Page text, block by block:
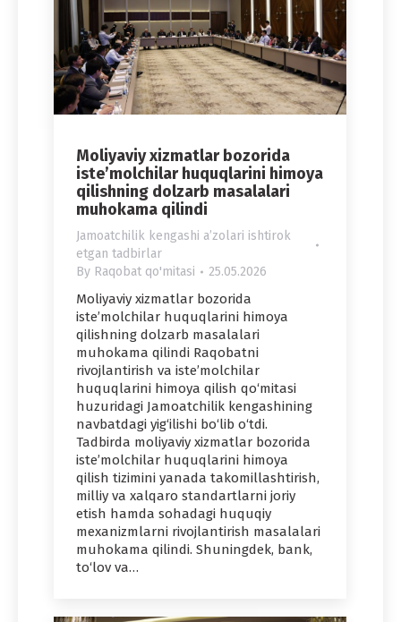
Moliyaviy xizmatlar bozorida
iste’molchilar huquqlarini himoya
qilishning dolzarb masalalari
muhokama qilindi
Jamoatchilik kengashi aʼzolari ishtirok
etgan tadbirlar
By Raqobat qo'mitasi 25.05.2026
Moliyaviy xizmatlar bozorida
iste’molchilar huquqlarini himoya
qilishning dolzarb masalalari
muhokama qilindi Raqobatni
rivojlantirish va iste’molchilar
huquqlarini himoya qilish qo‘mitasi
huzuridagi Jamoatchilik kengashining
navbatdagi yig‘ilishi bo‘lib o‘tdi.
Tadbirda moliyaviy xizmatlar bozorida
iste’molchilar huquqlarini himoya
qilish tizimini yanada takomillashtirish,
milliy va xalqaro standartlarni joriy
etish hamda sohadagi huquqiy
mexanizmlarni rivojlantirish masalalari
muhokama qilindi. Shuningdek, bank,
to‘lov va…